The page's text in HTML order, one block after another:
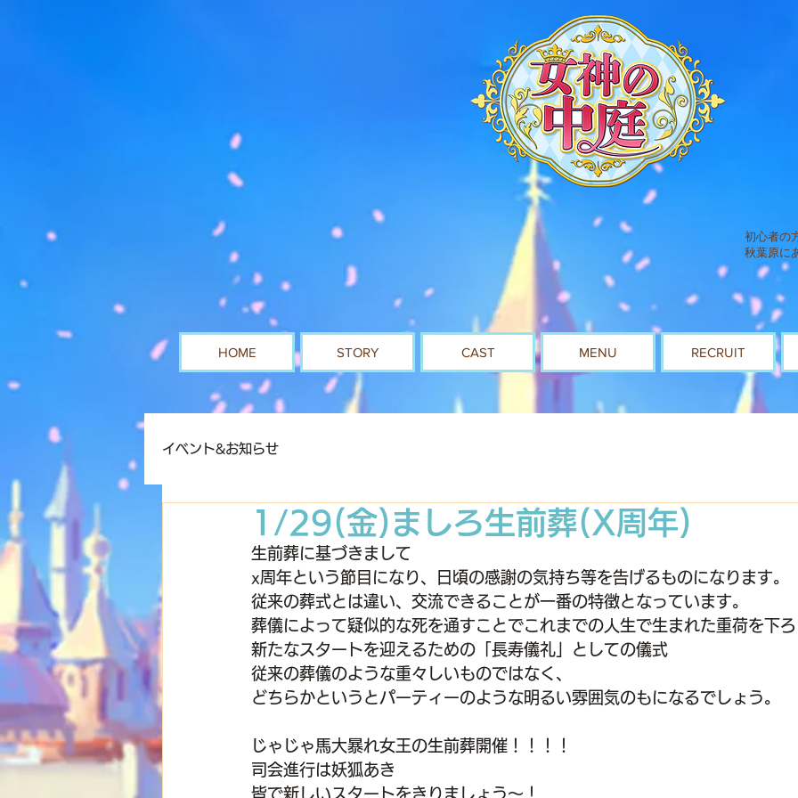
初心者の
秋葉原に
HOME STORY CAST MENU RECRUIT
イベント&お知らせ
1/29(金)ましろ生前葬(X周年)
生前葬に基づきまして
x周年という節目になり、日頃の感謝の気持ち等を告げるものになります。
従来の葬式とは違い、交流できることが一番の特徴となっています。
葬儀によって疑似的な死を通すことでこれまでの人生で生まれた重荷を下
新たなスタートを迎えるための「長寿儀礼」としての儀式
従来の葬儀のような重々しいものではなく、
どちらかというとパーティーのような明るい雰囲気のもになるでしょう。
じゃじゃ馬大暴れ女王の生前葬開催！！！！
司会進行は妖狐あき
皆で新しいスタートをきりましょう〜！